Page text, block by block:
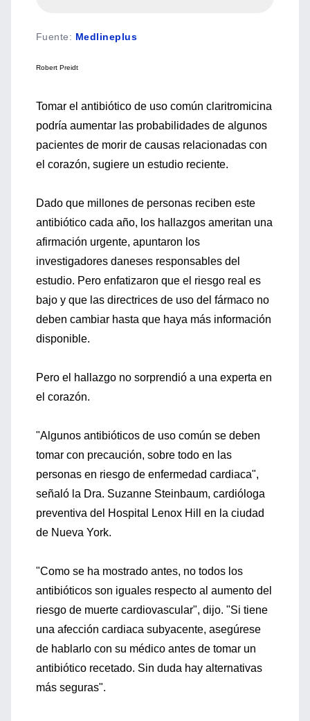
Fuente: Medlineplus
Robert Preidt
Tomar el antibiótico de uso común claritromicina
podría aumentar las probabilidades de algunos
pacientes de morir de causas relacionadas con
el corazón, sugiere un estudio reciente.
Dado que millones de personas reciben este
antibiótico cada año, los hallazgos ameritan una
afirmación urgente, apuntaron los
investigadores daneses responsables del
estudio. Pero enfatizaron que el riesgo real es
bajo y que las directrices de uso del fármaco no
deben cambiar hasta que haya más información
disponible.
Pero el hallazgo no sorprendió a una experta en
el corazón.
"Algunos antibióticos de uso común se deben
tomar con precaución, sobre todo en las
personas en riesgo de enfermedad cardiaca",
señaló la Dra. Suzanne Steinbaum, cardióloga
preventiva del Hospital Lenox Hill en la ciudad
de Nueva York.
"Como se ha mostrado antes, no todos los
antibióticos son iguales respecto al aumento del
riesgo de muerte cardiovascular", dijo. "Si tiene
una afección cardiaca subyacente, asegúrese
de hablarlo con su médico antes de tomar un
antibiótico recetado. Sin duda hay alternativas
más seguras".